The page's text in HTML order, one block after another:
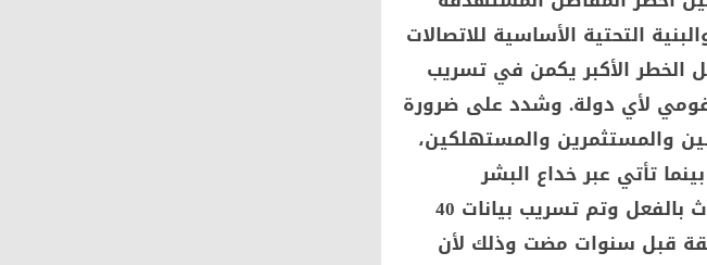
التحتية الأساسية للاتصالات
الخطر الأكبر يكمن في تسريب
لأي دولة. وشدد على ضرورة
والمستثمرين والمستهلكين،
تأتي عبر خداع البشر
القائمين على استخدام هذه البرامج، وقد حدث بالفعل وتم تسريب بيانات 40
قبل سنوات مضت وذلك لأن